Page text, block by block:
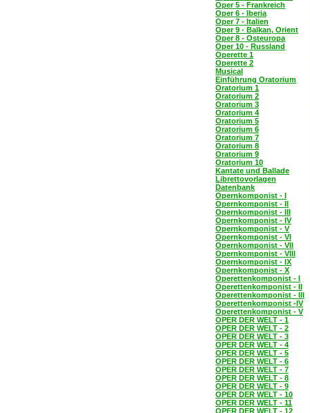
Oper 5 - Frankreich
Oper 6 - Iberia
Oper 7 - Italien
Oper 9 - Balkan, Orient
Oper 8 - Osteuropa
Oper 10 - Russland
Operette 1
Operette 2
Musical
Einführung Oratorium
Oratorium 1
Oratorium 2
Oratorium 3
Oratorium 4
Oratorium 5
Oratorium 6
Oratorium 7
Oratorium 8
Oratorium 9
Oratorium 10
Kantate und Ballade
Librettovorlagen
Datenbank
Opernkomponist - I
Opernkomponist - II
Opernkomponist - III
Opernkomponist - IV
Opernkomponist - V
Opernkomponist - VI
Opernkomponist - VII
Opernkomponist - VIII
Opernkomponist - IX
Opernkomponist - X
Operettenkomponist - I
Operettenkomponist - II
Operettenkomponist - III
Operettenkomponist -IV
Operettenkomponist - V
OPER DER WELT - 1
OPER DER WELT - 2
OPER DER WELT - 3
OPER DER WELT - 4
OPER DER WELT - 5
OPER DER WELT - 6
OPER DER WELT - 7
OPER DER WELT - 8
OPER DER WELT - 9
OPER DER WELT - 10
OPER DER WELT - 11
OPER DER WELT - 12